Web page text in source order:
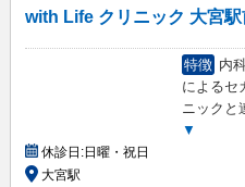
with Life クリニック 大宮駅
特徴 内
によるセ
ニックと
▼
休診日:日曜・祝日
大宮駅